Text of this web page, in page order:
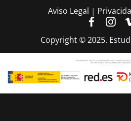
Copyright © 2025.
Aviso Legal |